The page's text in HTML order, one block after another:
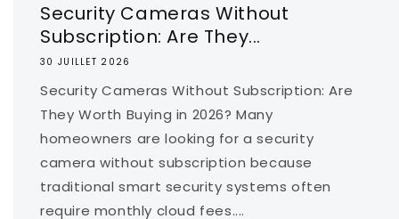
Security Cameras Without
Subscription: Are They...
30 JUILLET 2026
Security Cameras Without Subscription: Are
They Worth Buying in 2026? Many
homeowners are looking for a security
camera without subscription because
traditional smart security systems often
require monthly cloud fees....